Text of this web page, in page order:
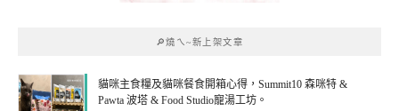
🔎燒ㄟ~新上架文章
貓咪主食糧及貓咪餐食開箱心得，Summit10 森咪特 &
Pawta 波塔 & Food Studio寵湯工坊。